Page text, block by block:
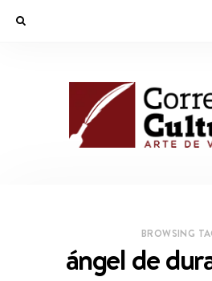
BROWSING
ángel de